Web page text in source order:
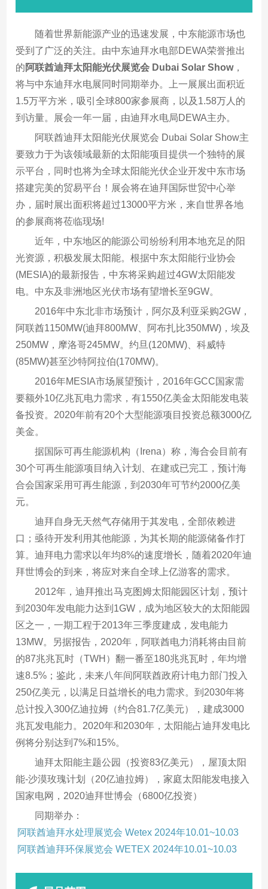
随着世界新能源产业的迅速发展，中东能源市场也
受到了广泛的关注。由中东迪拜水电部DEWA荣誉推出
的阿联酋迪拜太阳能光伏展览会 Dubai Solar Show，
将与中东迪拜水电展同时同期举办。上一展展出面积近
1.5万平方米，吸引全球800家参展商，以及1.58万人的
到访量。展会一年一届，由迪拜水电局DEWA主办。
阿联酋迪拜太阳能光伏展览会 Dubai Solar Show主
要致力于为该领域最新的太阳能项目提供一个独特的展
示平台，同时也将为全球太阳能光伏企业开发中东市场
搭建完美的贸易平台！展会将在迪拜国际世贸中心举
办，届时展出面积将超过13000平方米，来自世界各地
的参展商将莅临现场!
近年，中东地区的能源公司纷纷利用本地充足的阳
光资源，积极发展太阳能。根据中东太阳能行业协会
(MESIA)的最新报告，中东将采购超过4GW太阳能发
电。中东及非洲地区光伏市场有望增长至9GW。
2016年中东北非市场预计，阿尔及利亚采购2GW，
阿联酋1150MW(迪拜800MW、阿布扎比350MW)，埃及
250MW，摩洛哥245MW。约旦(120MW)、科威特
(85MW)甚至沙特阿拉伯(170MW)。
2016年MESIA市场展望预计，2016年GCC国家需
要额外10亿兆瓦电力需求，有1550亿美金太阳能发电装
备投资。2020年前有20个大型能源项目投资总额3000亿
美金。
据国际可再生能源机构（Irena）称，海合会目前有
30个可再生能源项目纳入计划、在建或已完工，预计海
合会国家采用可再生能源，到2030年可节约2000亿美
元。
迪拜自身无天然气存储用于其发电，全部依赖进
口；亟待开发利用其他能源，为其长期的能源储备作打
算。迪拜电力需求以年均8%的速度增长，随着2020年迪
拜世博会的到来，将应对来自全球上亿游客的需求。
2012年，迪拜推出马克图姆太阳能园区计划，预计
到2030年发电能力达到1GW，成为地区较大的太阳能园
区之一，一期工程于2013年三季度建成，发电能力
13MW。另据报告，2020年，阿联酋电力消耗将由目前
的87兆兆瓦时（TWH）翻一番至180兆兆瓦时，年均增
速8.5%；鉴此，未来八年间阿联酋政府计电力部门投入
250亿美元，以满足日益增长的电力需求。到2030年将
总计投入300亿迪拉姆（约合81.7亿美元），建成3000
兆瓦发电能力。2020年和2030年，太阳能占迪拜发电比
例将分别达到7%和15%。
迪拜太阳能主题公园（投资83亿美元），屋顶太阳
能-沙漠玫瑰计划（20亿迪拉姆），家庭太阳能发电接入
国家电网，2020迪拜世博会（6800亿投资）
同期举办：
阿联酋迪拜水处理展览会 Wetex 2024年10.01~10.03
阿联酋迪拜环保展览会 WETEX 2024年10.01~10.03